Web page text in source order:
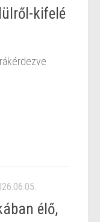
kifelé
élő,